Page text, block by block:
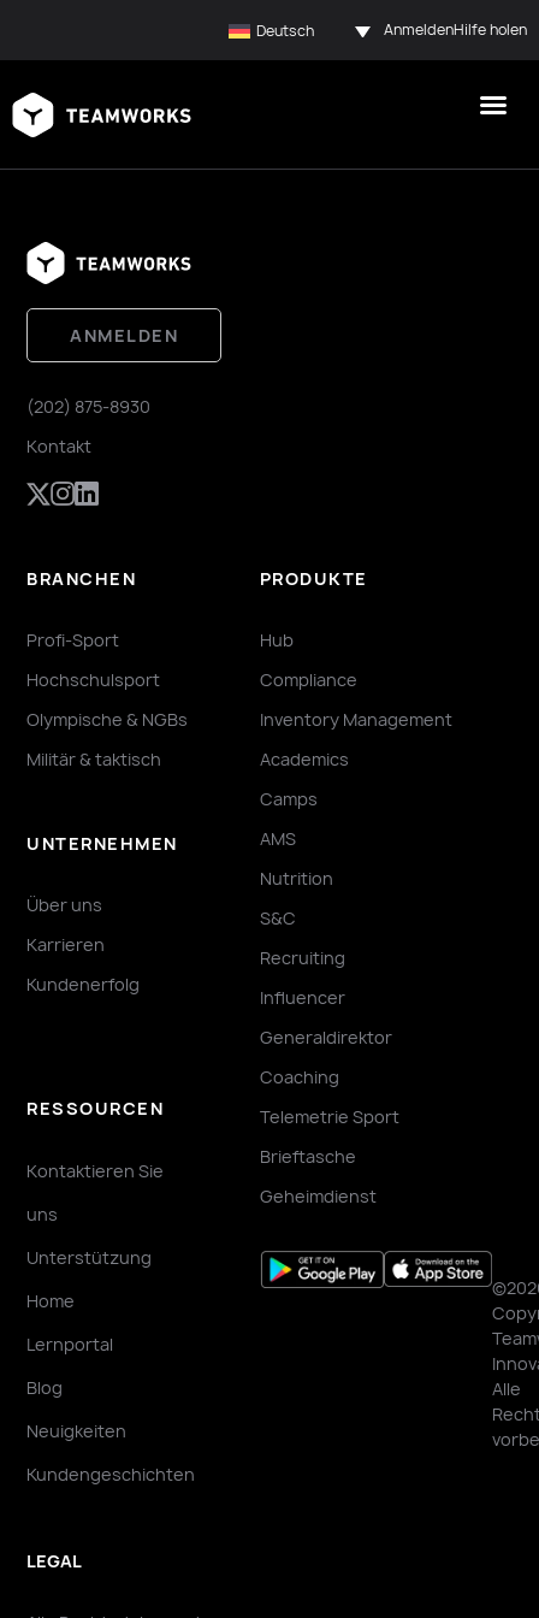
Deutsch AnmeldenHilfe holen
ANMELDEN
(202) 875-8930
Kontakt
BRANCHEN
Profi-Sport
Hochschulsport
Olympische & NGBs
Militär & taktisch
UNTERNEHMEN
Über uns
Karrieren
Kundenerfolg
RESSOURCEN
Kontaktieren Sie
uns
Unterstützung
Home
Lernportal
Blog
Neuigkeiten
Kundengeschichten
LEGAL
PRODUKTE
Hub
Compliance
Inventory Management
Academics
Camps
AMS
Nutrition
S&C
Recruiting
Influencer
Generaldirektor
Coaching
Telemetrie Sport
Brieftasche
Geheimdienst
Alle